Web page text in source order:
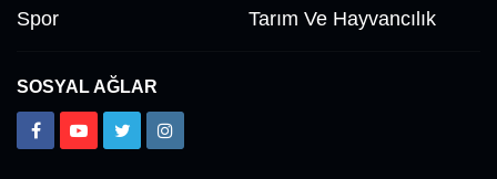
Spor
Tarım Ve Hayvancılık
SOSYAL AĞLAR